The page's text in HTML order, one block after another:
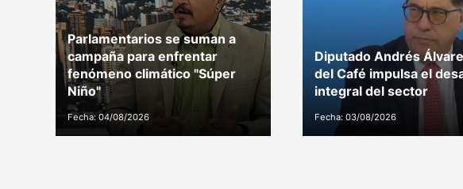
Parlamentarios se suman a
campaña para enfrentar
fenómeno climático "Súper
Niño"
Fecha: 04/08/2026
Diputado Andrés
del Café impulsa el
integral del sector
Fecha: 03/08/2026